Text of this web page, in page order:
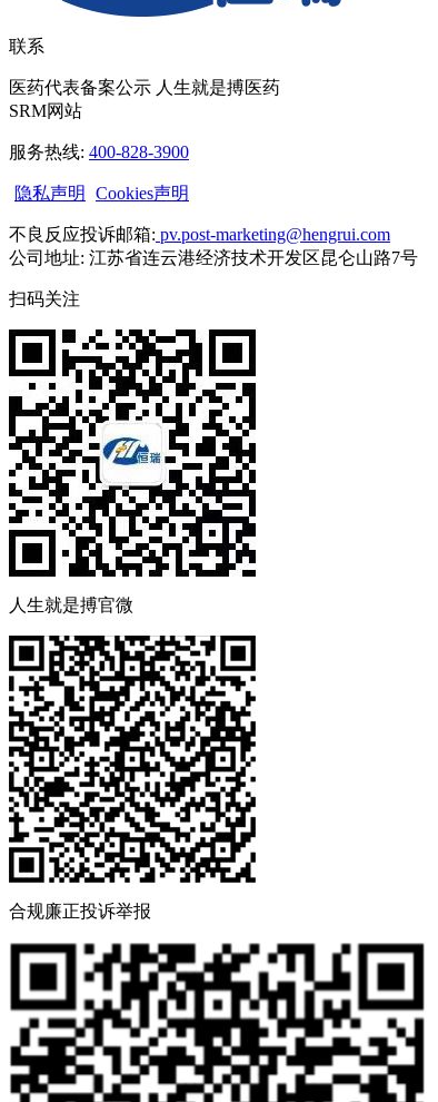
联系
医药代表备案公示 人生就是搏医药
SRM网站
服务热线: 400-828-3900
隐私声明 Cookies声明
不良反应投诉邮箱: pv.post-marketing@hengrui.com
公司地址: 江苏省连云港经济技术开发区昆仑山路7号
扫码关注
人生就是搏官微
合规廉正投诉举报